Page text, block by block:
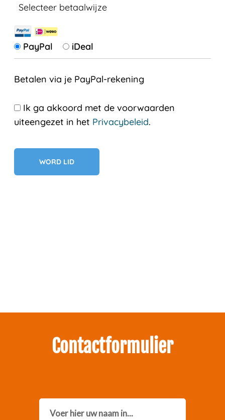
Selecteer betaalwijze
PayPal iDeal
Betalen via je PayPal-rekening
Ik ga akkoord met de voorwaarden
uiteengezet in het Privacybeleid.
Geen val
Contactformulier